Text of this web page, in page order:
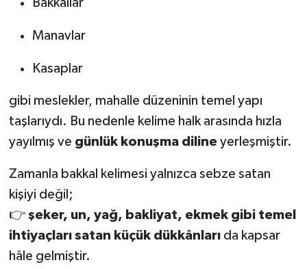
Manavlar
Kasaplar
gibi meslekler, mahalle düzeninin temel yapı
taşlarıydı. Bu nedenle kelime halk arasında hızla
yayılmış ve günlük konuşma dilineyerleşmiştir.
Zamanla bakkal kelimesi yalnızca sebze satan
kişiyi değil;
👉 şeker, un, yağ, bakliyat, ekmek gibi temel
ihtiyaçları satan küçük dükkânlarıda kapsar
hâle gelmiştir.
Genel
YEREL
BÖLGEDEN
BİLİM TEKNOLOJİ